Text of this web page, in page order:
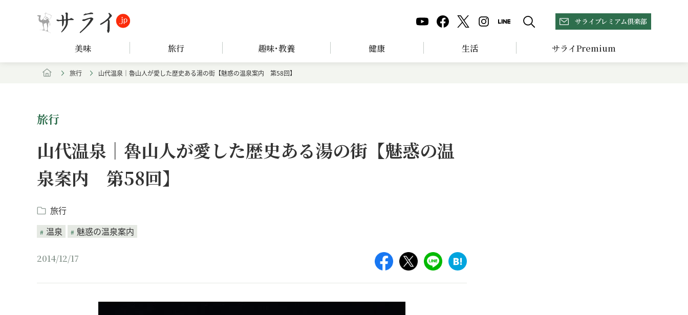
サライプレミアム倶楽部
美味 旅行 趣味･教養 健康 生活 サライPremium
旅行 山代温泉｜魯山人が愛した歴史ある湯の街【魅惑の温泉案内 第58回】
旅行
山代温泉｜魯山人が愛した歴史ある湯の街【魅惑の温
泉案内 第58回】
旅行
温泉
魅惑の温泉案内
2014/12/17